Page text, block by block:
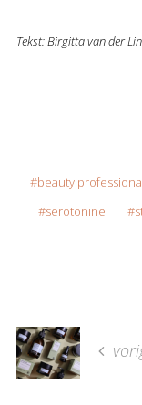
Tekst: Birgitta van der
beauty
serotonine